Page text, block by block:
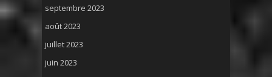
septembre 2023
août 2023
juillet 2023
juin 2023